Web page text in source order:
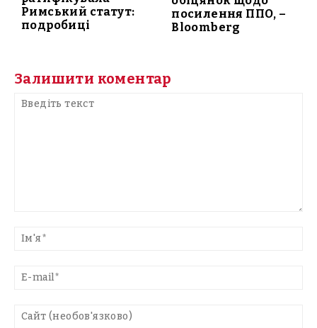
Римський статут:
подробиці
посилення ППО, –
Bloomberg
Залишити коментар
текст